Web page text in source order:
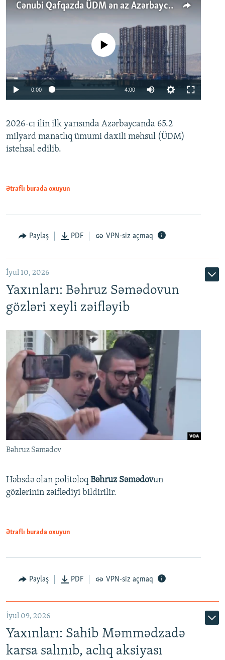
Cənubi Qafqazda ÜDM ən az Azərbaycanda artır: Qonşuları niyə Bakını qabaqlaya bilir?
Auto 240p 360p 480p
No media source currently available
0:00 4:00
360p
480p
2026-cı ilin ilk yarısında Azərbaycanda 65.2
milyard manatlıq ümumi daxili məhsul (ÜDM)
istehsal edilib.
Ətraflı burada oxuyun
Paylaş PDF VPN-siz açmaq
İyul 10, 2026
Yaxınları: Bəhruz Səmədovun
gözləri xeyli zəifləyib
Bəhruz Səmədov
Həbsdə olan politoloq Bəhruz Səmədovun
gözlərinin zəiflədiyi bildirilir.
Ətraflı burada oxuyun
Paylaş PDF VPN-siz açmaq
İyul 09, 2026
Yaxınları: Sahib Məmmədzadə
karsa salınıb, aclıq aksiyası